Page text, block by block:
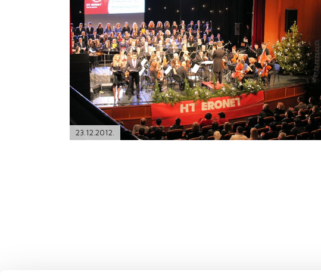
TELEFONSKI IMENIK
23.12.2012.